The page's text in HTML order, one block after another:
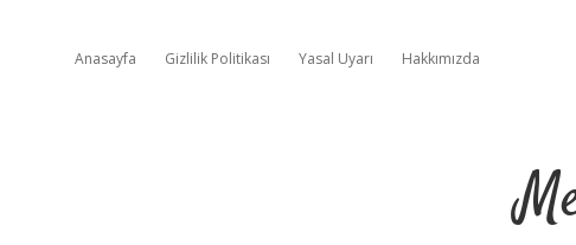
Anasayfa Gizlilik Politikası Yasal Uyarı Hakkımızda